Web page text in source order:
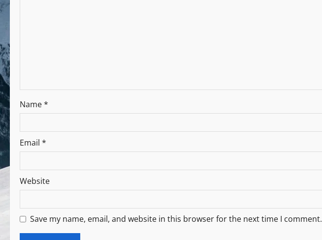
Name*
Email *
Website
Save my name, email, and website in this browser for the next time I comment.